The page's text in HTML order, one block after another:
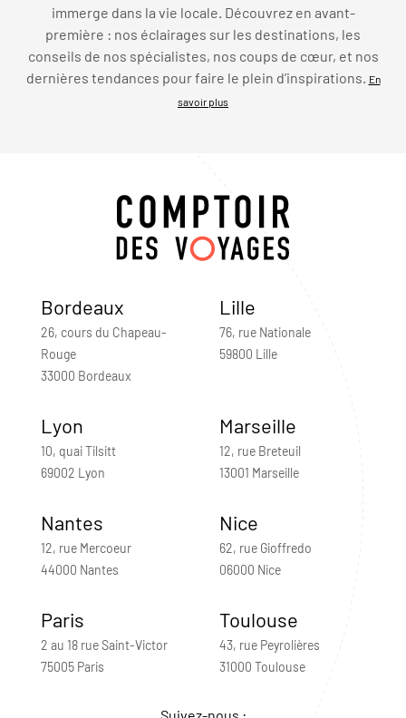
immerge dans la vie locale. Découvrez en avant-
première : nos éclairages sur les destinations, les
conseils de nos spécialistes, nos coups de cœur, et nos
dernières tendances pour faire le plein d’inspirations.
En
savoir plus
Bordeaux
26, cours du Chapeau-
Rouge
33000 Bordeaux
Lille
76, rue Nationale
59800 Lille
Lyon
10, quai Tilsitt
69002 Lyon
Marseille
12, rue Breteuil
13001 Marseille
Nantes
12, rue Mercoeur
44000 Nantes
Nice
62, rue Gioffredo
06000 Nice
Paris
2 au 18 rue Saint-Victor
75005 Paris
Toulouse
43, rue Peyrolières
31000 Toulouse
Suivez-nous :